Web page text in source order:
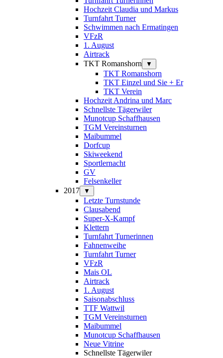
Hochzeit Claudia und Markus
Turnfahrt Turner
Schwimmen nach Ermatingen
VFzR
1. August
Airtrack
TKT Romanshorn
▼
TKT Romanshorn
TKT Einzel und Sie + Er
TKT Verein
Hochzeit Andrina und Marc
Schnellste Tägerwiler
Munotcup Schaffhausen
TGM Vereinsturnen
Maibummel
Dorfcup
Skiweekend
Sportlernacht
GV
Felsenkeller
2017
▼
Letzte Turnstunde
Clausabend
Super-X-Kampf
Klettern
Turnfahrt Turnerinnen
Fahnenweihe
Turnfahrt Turner
VFzR
Mais OL
Airtrack
1. August
Saisonabschluss
TTF Wattwil
TGM Vereinsturnen
Maibummel
Munotcup Schaffhausen
Neue Vitrine
Schnellste Tägerwiler